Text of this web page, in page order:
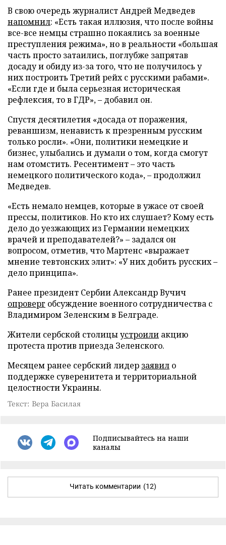
В свою очередь журналист Андрей Медведев
напомнил: «Есть такая иллюзия, что после войны
все-все немцы страшно покаялись за военные
преступления режима», но в реальности «большая
часть просто затаились, поглубже запрятав
досаду и обиду из-за того, что не получилось у
них построить Третий рейх с русскими рабами».
«Если где и была серьезная историческая
рефлексия, то в ГДР», – добавил он.
Спустя десятилетия «досада от поражения,
реваншизм, ненависть к презренным русским
только росли». «Они, политики немецкие и
бизнес, улыбались и думали о том, когда смогут
нам отомстить. Ресентимент – это часть
немецкого политического кода», – продолжил
Медведев.
«Есть немало немцев, которые в ужасе от своей
прессы, политиков. Но кто их слушает? Кому есть
дело до уезжающих из Германии немецких
врачей и преподавателей?» – задался он
вопросом, отметив, что Мартенс «выражает
мнение тевтонских элит»: «У них добить русских –
дело принципа».
Ранее президент Сербии Александр Вучич
опроверг обсуждение военного сотрудничества с
Владимиром Зеленским в Белграде.
Жители сербской столицыустроили акцию
протеста против приезда Зеленского.
Месяцем ранее сербский лидер заявил о
поддержке суверенитета и территориальной
целостности Украины.
Текст: Вера Басилая
Подписывайтесь на наши
каналы
Читать комментарии (12)